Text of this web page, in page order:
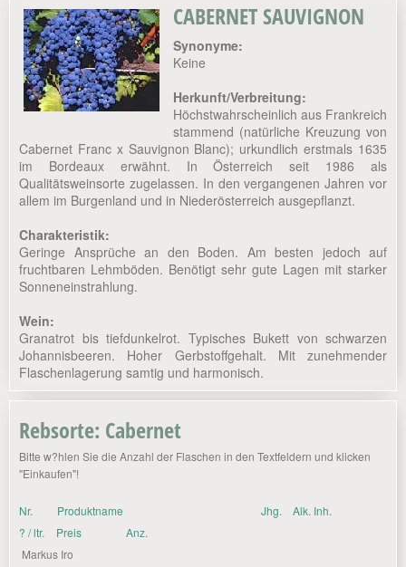
CABERNET SAUVIGNON
Synonyme:
Keine
Herkunft/Verbreitung:
Höchstwahrscheinlich aus Frankreich
stammend (natürliche Kreuzung von
Cabernet Franc x Sauvignon Blanc); urkundlich erstmals 1635
im Bordeaux erwähnt. In Österreich seit 1986 als
Qualitätsweinsorte zugelassen. In den vergangenen Jahren vor
allem im Burgenland und in Niederösterreich ausgepflanzt.
Charakteristik:
Geringe Ansprüche an den Boden. Am besten jedoch auf
fruchtbaren Lehmböden. Benötigt sehr gute Lagen mit starker
Sonneneinstrahlung.
Wein:
Granatrot bis tiefdunkelrot. Typisches Bukett von schwarzen
Johannisbeeren. Hoher Gerbstoffgehalt. Mit zunehmender
Flaschenlagerung samtig und harmonisch.
Rebsorte: Cabernet
Bitte w?hlen Sie die Anzahl der Flaschen in den Textfeldern und klicken
"Einkaufen"!
Nr. Produktname Jhg.
Alk. Inh.
? / ltr.
Preis
Anz.
Markus Iro